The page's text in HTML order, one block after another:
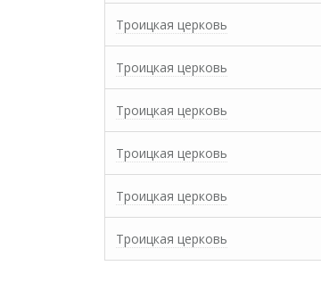
Троицкая церковь
Троицкая церковь
Троицкая церковь
Троицкая церковь
Троицкая церковь
Троицкая церковь